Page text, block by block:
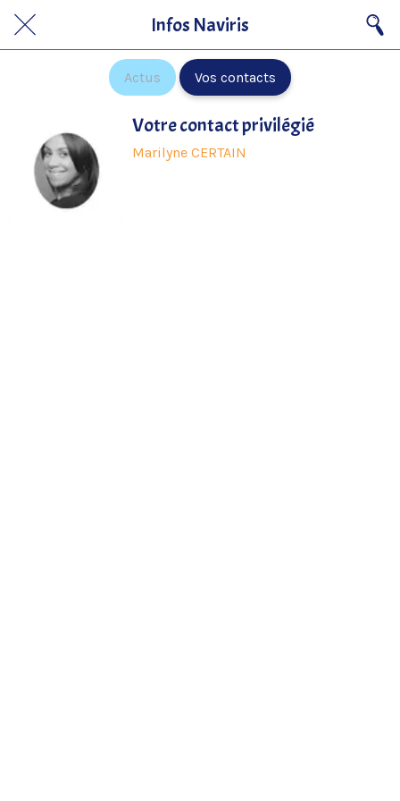
Infos Naviris
Actus Vos contacts
Votre contact privilégié
Marilyne CERTAIN